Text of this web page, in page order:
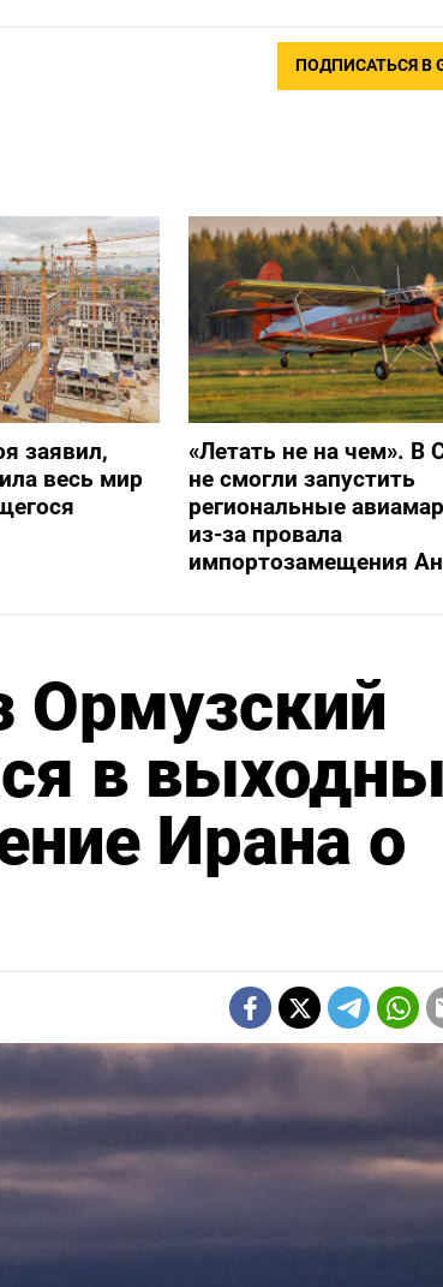
ПОДПИСАТЬСЯ В
заявил,
весь мир
«Летать не на чем». В
не смогли запустить
региональные
из-за провала
импортозамещения
Ормузский
в
Ирана о